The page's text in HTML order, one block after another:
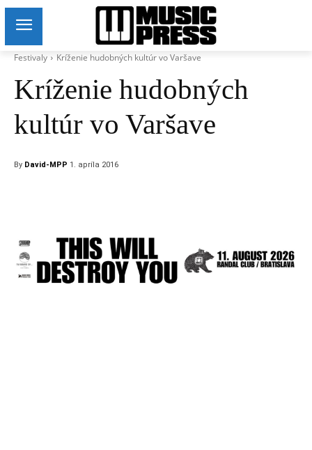
Festivaly Kríženie hudobných kultúr vo Varšave
Kríženie hudobných
kultúr vo Varšave
By David-MPP 1. apríla 2016